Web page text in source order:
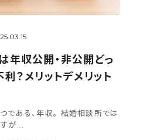
年収公開・非公開どっ
？メリットデメリット
である、年収。 結婚相談所では
が...